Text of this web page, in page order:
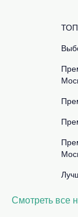
Смотреть все